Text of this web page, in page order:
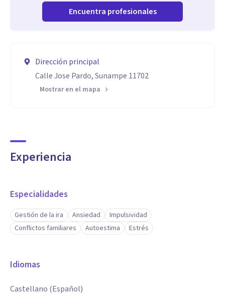
Encuentra profesionales
Dirección principal
Calle Jose Pardo, Sunampe 11702
Mostrar en el mapa
Experiencia
Especialidades
Gestión de la ira Ansiedad
Impulsividad
Conflictos familiares
Autoestima Estrés
Idiomas
Castellano (Español)